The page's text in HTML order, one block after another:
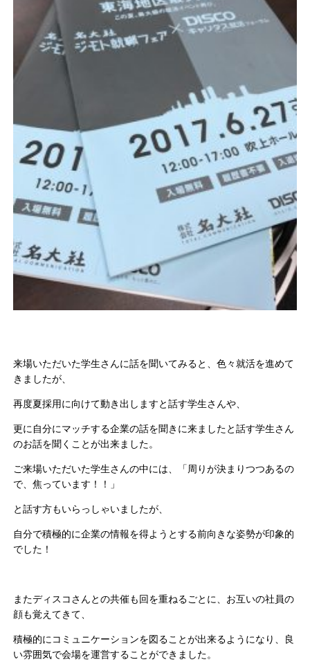
来場いただいた学生さんに話を聞いてみると、色々就活を進めて
きましたが、
再度夏採用に向けて動き出しますと話す学生さんや、
更に自分にマッチする企業の話を聞きに来ましたと話す学生さん
のお話を聞くことが出来ました。
ご来場いただいた学生さんの中には、「周りが決まりつつあるの
で、焦っています！！」
と話す方もいらっしゃいましたが、
自分で積極的に企業の情報を得ようとする前向きな姿勢が印象的
でした！
またディスコさんとの共催も回を重ねるごとに、お互いの社員の
顔も覚えてきて、
積極的にコミュニケーションを図ることが出来るようになり、良
い雰囲気で会場を運営することができました。